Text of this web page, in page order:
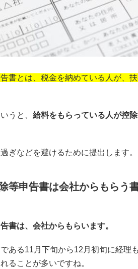
書とは、税金を納めている人が、
うと、 給料をもらっている人が控
ぎなどを避けるために提出します。
等申告書は会社からもらう
書は、会社からもらいます。
ある11月下旬から12月初旬に経
ることが多いですね。